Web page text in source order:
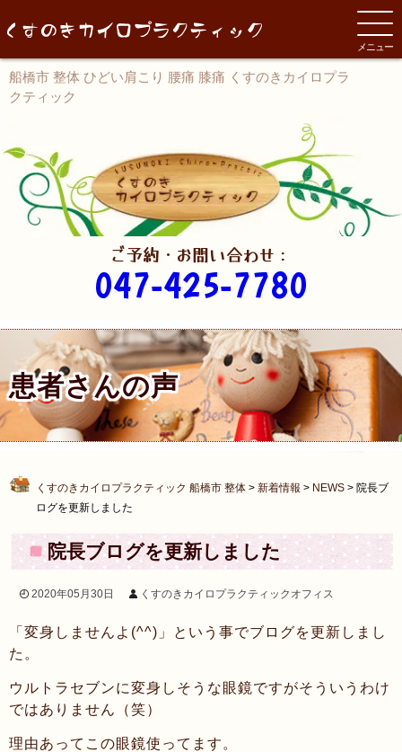
船橋市 整体 ひどい肩こり 腰痛 膝痛 くすのきカイロプラ
クティック
ご予約・お問い合わせ：
047-425-7780
患者さんの声
くすのきカイロプラクティック 船橋市 整体 > 新着情報 > NEWS > 院長ブ
ログを更新しました
院長ブログを更新しました
2020年05月30日 くすのきカイロプラクティックオフィス
「変身しませんよ(^^)」という事でブログを更新しまし
た。
ウルトラセブンに変身しそうな眼鏡ですがそういうわけ
ではありません（笑）
理由あってこの眼鏡使ってます。
メニュー